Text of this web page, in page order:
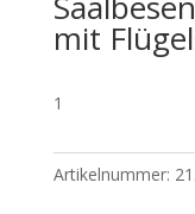
mit
1
Artikelnummer: